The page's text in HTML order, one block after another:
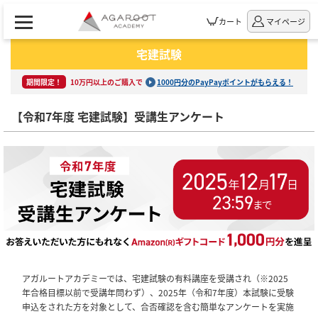
カート マイページ
宅建試験
期間限定！ 10万円以上のご購入で 1000円分のPayPayポイントがもらえる！
【令和7年度 宅建試験】受講生アンケート
アガルートアカデミーでは、宅建試験の有料講座を受講され（※2025
年合格目標以前で受講年問わず）、2025年（令和7年度）本試験に受験
申込をされた方を対象として、合否確認を含む簡単なアンケートを実施